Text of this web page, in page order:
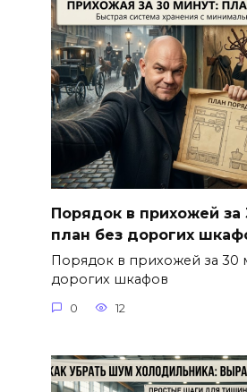
Порядок в прихожей за
план без дорогих
Порядок в прихожей за 30
дорогих шкафов
0 12